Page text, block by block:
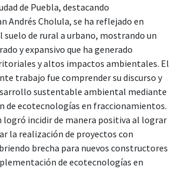
de Puebla, destacando
Andrés Cholula, se ha reflejado en
suelo de rural a urbano, mostrando un
y expansivo que ha generado
y altos impactos ambientales. El
trabajo fue comprender su discurso y
sustentable ambiental mediante
de ecotecnologías en fraccionamientos.
logró incidir de manera positiva al lograr
la realización de proyectos con
brecha para nuevos constructores
de ecotecnologías en